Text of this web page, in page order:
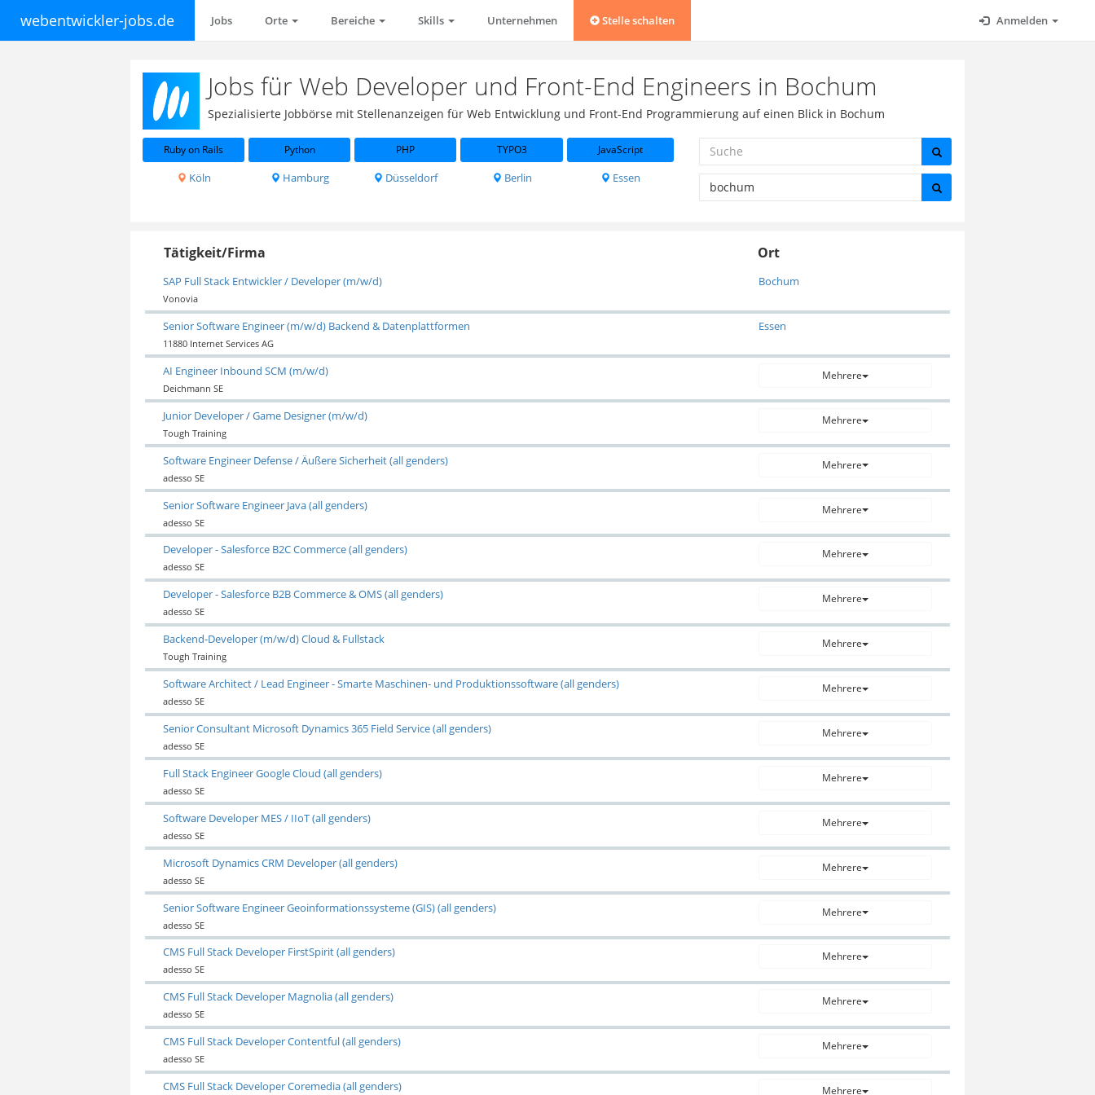
webentwickler-jobs.de Jobs Orte Bereiche Skills Unternehmen Stelle schalten Anmelden
Jobs für Web Developer und Front-End Engineers in Bochum
Spezialisierte Jobbörse mit Stellenanzeigen für Web Entwicklung und Front-End Programmierung auf einen Blick in Bochum
Ruby on Rails Python PHP TYPO3 JavaScript
Köln Hamburg Düsseldorf Berlin Essen
Tätigkeit/Firma Ort
SAP Full Stack Entwickler / Developer (m/w/d)
Vonovia
Bochum
Senior Software Engineer (m/w/d) Backend & Datenplattformen
11880 Internet Services AG
Essen
AI Engineer Inbound SCM (m/w/d)
Deichmann SE
Mehrere
Junior Developer / Game Designer (m/w/d)
Tough Training
Mehrere
Software Engineer Defense / Äußere Sicherheit (all genders)
adesso SE
Mehrere
Senior Software Engineer Java (all genders)
adesso SE
Mehrere
Developer - Salesforce B2C Commerce (all genders)
adesso SE
Mehrere
Developer - Salesforce B2B Commerce & OMS (all genders)
adesso SE
Mehrere
Backend-Developer (m/w/d) Cloud & Fullstack
Tough Training
Mehrere
Software Architect / Lead Engineer - Smarte Maschinen- und Produktionssoftware (all genders)
adesso SE
Mehrere
Senior Consultant Microsoft Dynamics 365 Field Service (all genders)
adesso SE
Mehrere
Full Stack Engineer Google Cloud (all genders)
adesso SE
Mehrere
Software Developer MES / IIoT (all genders)
adesso SE
Mehrere
Microsoft Dynamics CRM Developer (all genders)
adesso SE
Mehrere
Senior Software Engineer Geoinformationssysteme (GIS) (all genders)
adesso SE
Mehrere
CMS Full Stack Developer FirstSpirit (all genders)
adesso SE
Mehrere
CMS Full Stack Developer Magnolia (all genders)
adesso SE
Mehrere
CMS Full Stack Developer Contentful (all genders)
adesso SE
Mehrere
CMS Full Stack Developer Coremedia (all genders) Mehrere